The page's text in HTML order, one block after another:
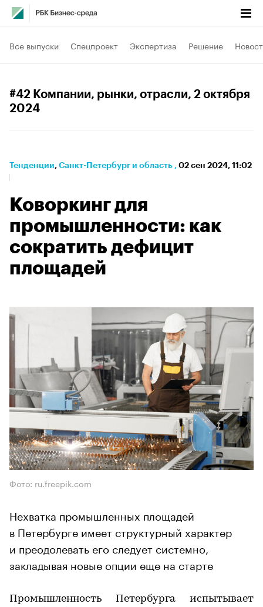
Все выпуски Спецпроект Экспертиза Решение
#42 Компании, рынки, отрасли, 2 октября
2024
Тенденции⁠, Санкт-Петербург и область , 02 сен 2024, 11:02
Коворкинг для
промышленности: как
сократить дефицит
площадей
Фото: ru.freepik.com
Нехватка промышленных площадей
в Петербурге имеет структурный характер
и преодолевать его следует системно,
закладывая новые опции еще на старте
Промышленность Петербурга испытывает